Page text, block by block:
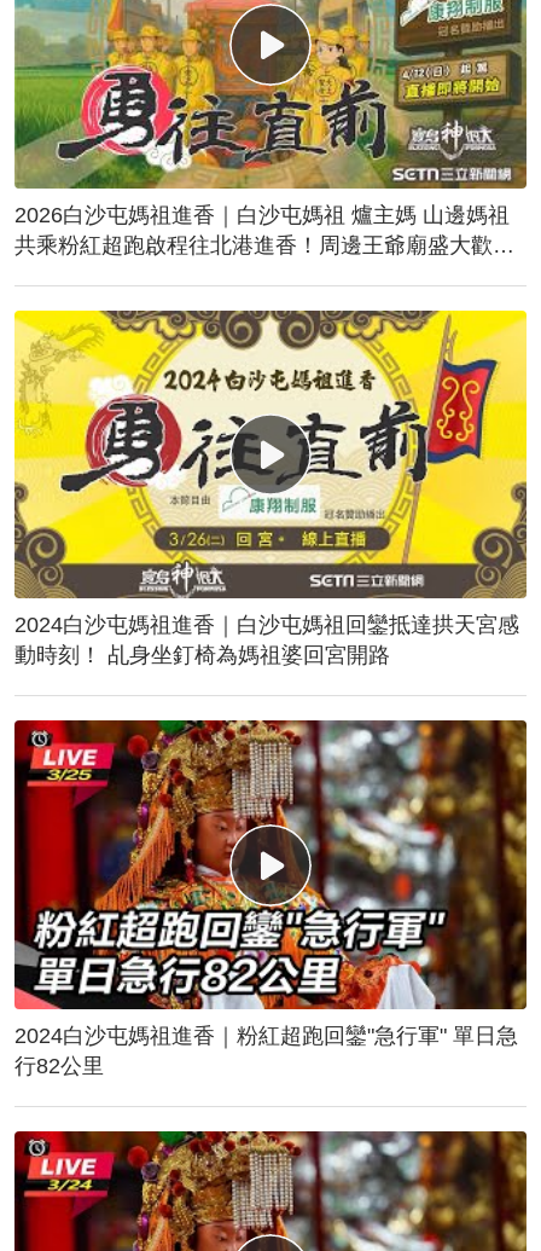
2026白沙屯媽祖進香｜白沙屯媽祖 爐主媽 山邊媽祖
共乘粉紅超跑啟程往北港進香！周邊王爺廟盛大歡
2024白沙屯媽祖進香｜白沙屯媽祖回鑾抵達拱天宮感
動時刻！ 乩身坐釘椅為媽祖婆回宮開路
2024白沙屯媽祖進香｜粉紅超跑回鑾"急行軍" 單日急
行82公里